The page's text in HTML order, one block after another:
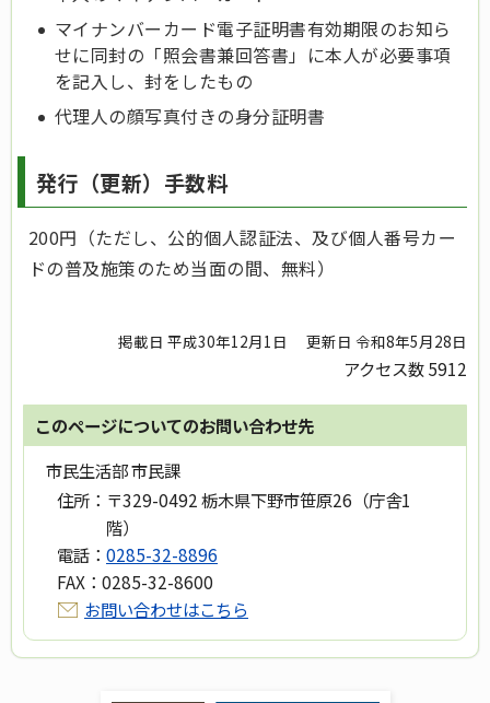
マイナンバーカード電子証明書有効期限のお知ら
せに同封の「照会書兼回答書」に本人が必要事項
を記入し、封をしたもの
代理人の顔写真付きの身分証明書
発行（更新）手数料
200円（ただし、公的個人認証法、及び個人番号カー
ドの普及施策のため当面の間、無料）
掲載日 平成30年12月1日 更新日 令和8年5月28日
アクセス数5912
このページについてのお問い合わせ先
市民生活部 市民課
住所： 〒329-0492 栃木県下野市笹原26（庁舎1
階）
電話： 0285-32-8896
FAX： 0285-32-8600
お問い合わせはこちら